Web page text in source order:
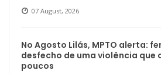
07 August, 2026
No Agosto Lilás, MPTO alerta:
desfecho de uma violência que
poucos